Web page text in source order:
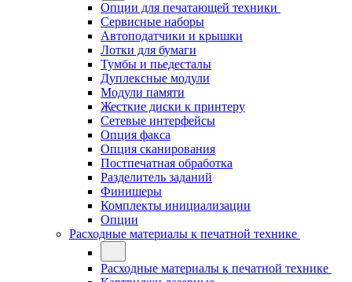
Опции для печатающей техники
Сервисные наборы
Автоподатчики и крышки
Лотки для бумаги
Тумбы и пьедесталы
Дуплексные модули
Модули памяти
Жесткие диски к принтеру
Сетевые интерфейсы
Опция факса
Опция сканирования
Постпечатная обработка
Разделитель заданий
Финишеры
Комплекты инициализации
Опции
Расходные материалы к печатной технике
Расходные материалы к печатной технике